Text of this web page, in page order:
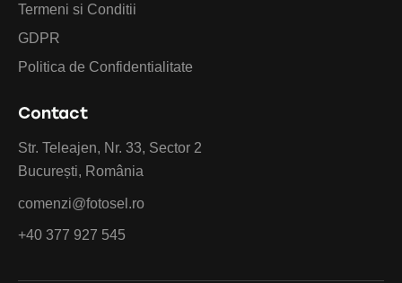
Termeni si Conditii
GDPR
Politica de Confidentialitate
Contact
Str. Teleajen, Nr. 33, Sector 2
București, România
comenzi@fotosel.ro
+40 377 927 545